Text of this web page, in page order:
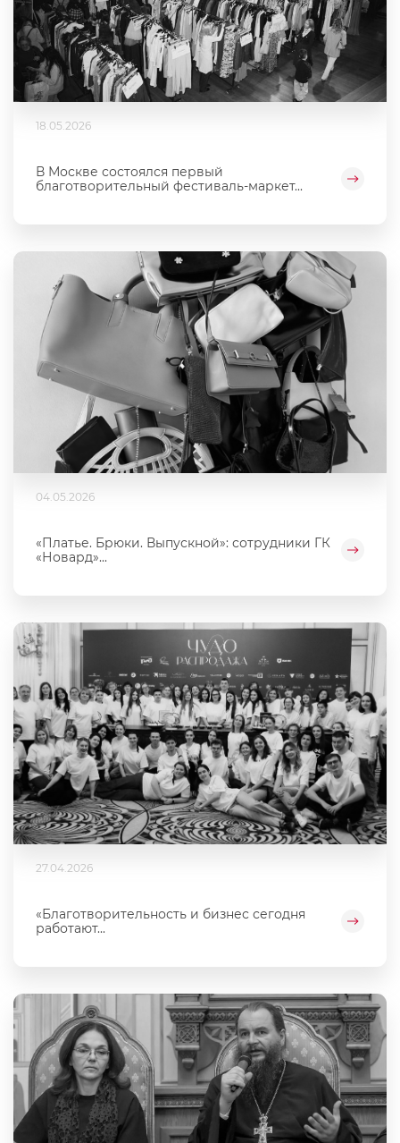
18.05.2026
В Москве состоялся первый
благотворительный фестиваль‑маркет...
04.05.2026
«Платье. Брюки. Выпускной»: сотрудники ГК
«Новард»...
27.04.2026
«Благотворительность и бизнес сегодня
работают...